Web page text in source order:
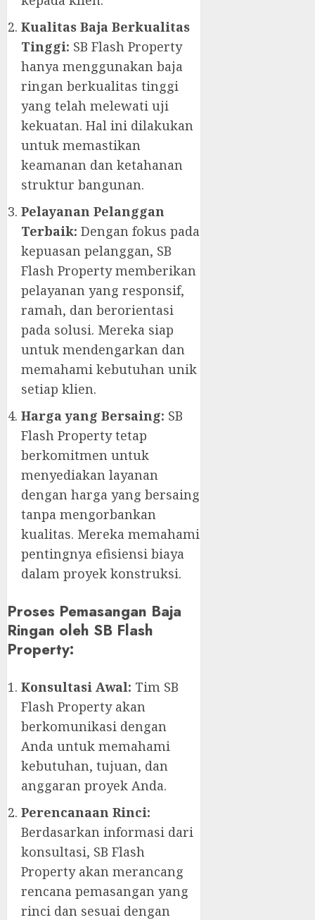
Kualitas Baja Berkualitas
Tinggi: SB Flash Property
hanya menggunakan baja
ringan berkualitas tinggi
yang telah melewati uji
kekuatan. Hal ini dilakukan
untuk memastikan
keamanan dan ketahanan
struktur bangunan.
Pelayanan Pelanggan
Terbaik: Dengan fokus pada
kepuasan pelanggan, SB
Flash Property memberikan
pelayanan yang responsif,
ramah, dan berorientasi
pada solusi. Mereka siap
untuk mendengarkan dan
memahami kebutuhan unik
setiap klien.
Harga yang Bersaing: SB
Flash Property tetap
berkomitmen untuk
menyediakan layanan
dengan harga yang bersaing
tanpa mengorbankan
kualitas. Mereka memahami
pentingnya efisiensi biaya
dalam proyek konstruksi.
Proses Pemasangan Baja
Ringan oleh SB Flash
Property:
Konsultasi Awal: Tim SB
Flash Property akan
berkomunikasi dengan
Anda untuk memahami
kebutuhan, tujuan, dan
anggaran proyek Anda.
Perencanaan Rinci:
Berdasarkan informasi dari
konsultasi, SB Flash
Property akan merancang
rencana pemasangan yang
rinci dan sesuai dengan